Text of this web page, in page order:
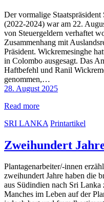
Der vormalige
(2022-2024) war am 22.
von Steuergeldern verhaftet
Zusammenhang mit
Präsident. Wickremesinghe
in Colombo ausgesagt. Das
Haftbefehl und Ranil
genommen,…
28. August 2025
Read more
SRI LANKA Printartikel
Zweihundert
Plantagenarbeiter/-innen
zweihundert Jahre haben die
aus Südindien nach Sri
Manches im Leben auf der